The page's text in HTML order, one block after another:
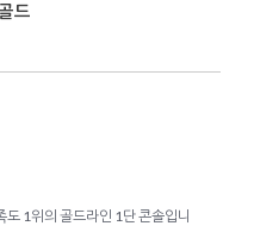
드
도 1위의 골드라인 1단 콘솔입니